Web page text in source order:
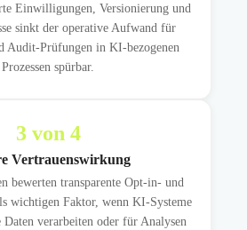
Einwilligungen, Versionierung und
sinkt der operative Aufwand für
Audit-Prüfungen in KI-bezogenen
Prozessen spürbar.
3von 4
Vertrauenswirkung
bewerten transparente Opt-in- und
wichtigen Faktor, wenn KI-Systeme
Daten verarbeiten oder für Analysen